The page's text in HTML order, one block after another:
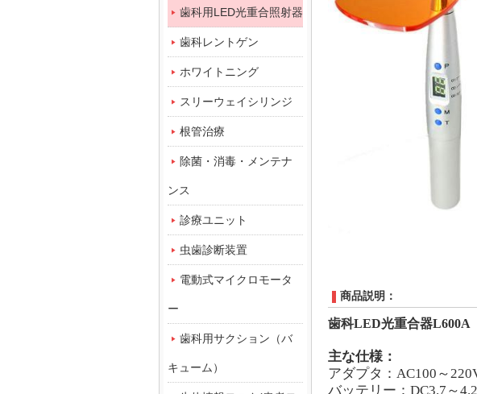
商品説明：
歯科LED光重合器L600A
主な仕様：
アダプタ： AC100～
バッテリー： DC3.7～
歯科用LED光重合照射器
歯科レントゲン
ホワイトニング
スリーウェイシリンジ
根管治療
除菌・消毒・メンテナ
ンス
診療ユニット
虫歯診断装置
電動式マイクロモータ
ー
歯科用サクション（バ
キューム）